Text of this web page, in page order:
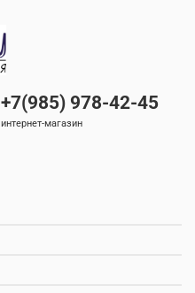
+7(985) 978-42-45
интернет-магазин